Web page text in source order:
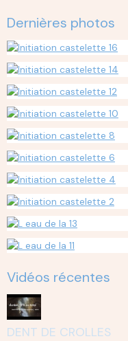
Dernières photos
Vidéos récentes
DENT DE CROLLES